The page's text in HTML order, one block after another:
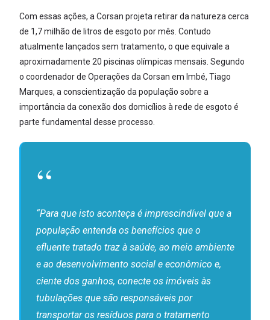
Com essas ações, a Corsan projeta retirar da natureza cerca
de 1,7 milhão de litros de esgoto por mês. Contudo
atualmente lançados sem tratamento, o que equivale a
aproximadamente 20 piscinas olímpicas mensais. Segundo
o coordenador de Operações da Corsan em Imbé, Tiago
Marques, a conscientização da população sobre a
importância da conexão dos domicílios à rede de esgoto é
parte fundamental desse processo.
“Para que isto aconteça é imprescindível que a
população entenda os benefícios que o
efluente tratado traz à saúde, ao meio ambiente
e ao desenvolvimento social e econômico e,
ciente dos ganhos, conecte os imóveis às
tubulações que são responsáveis por
transportar os resíduos para o tratamento